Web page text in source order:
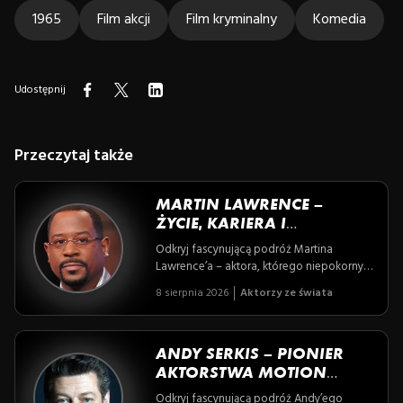
1965 Film akcji Film kryminalny Komedia
Udostępnij
Przeczytaj także
MARTIN LAWRENCE –
ŻYCIE, KARIERA I
CIEKAWOSTKI
Odkryj fascynującą podróż Martina
Lawrence’a – aktora, którego niepokorny
humor i życiowa szczerość przeplatają się
z momentami trudnych wyzwań i
niezłomnej determinacji. Poznaj historię
człowieka, który na zawsze odmienił
oblicze amerykańskiej komedii, łącząc
akcję, emocje i ciepło rodzinnych relacji.
8 sierpnia 2026 Aktorzy ze świata
ANDY SERKIS – PIONIER
AKTORSTWA MOTION
CAPTURE I
Odkryj fascynującą podróż Andy’ego